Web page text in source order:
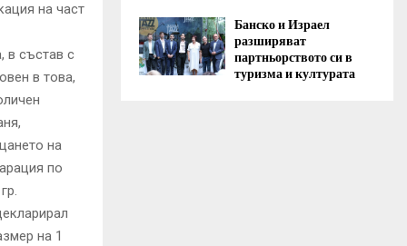
на част
в състав с
в това,
на
по
на 1
Банско и Израел
разширяват
партньорството си в
туризма и културата